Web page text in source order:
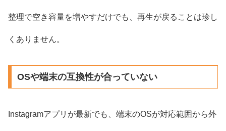
整理で空き容量を増やすだけでも、再生が戻ることは珍し
くありません。
OSや端末の互換性が合っていない
Instagramアプリが最新でも、端末のOSが対応範囲から外